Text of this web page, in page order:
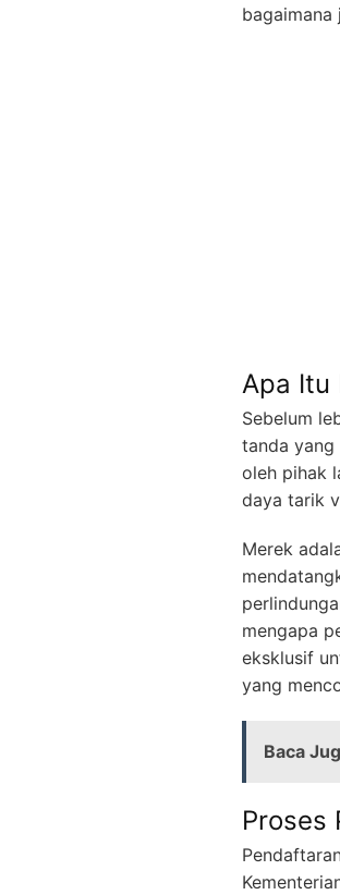
bagaimana
Apa Itu
Sebelum
tanda yang
oleh pihak
daya tarik
Merek
mengapa
eksklusif
yang
Baca
Proses